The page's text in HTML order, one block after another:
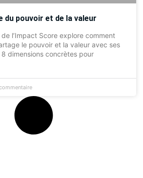
du pouvoir et de la valeur
l’Impact Score explore comment
le pouvoir et la valeur avec ses
dimensions concrètes pour